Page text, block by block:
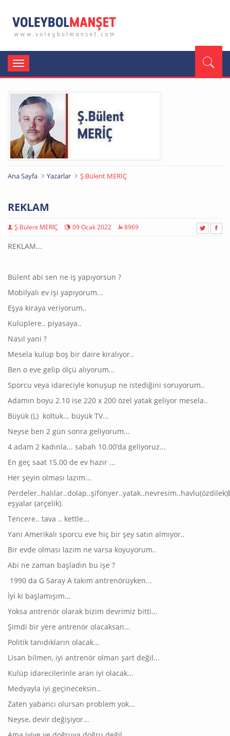
Toggle
navigation
Ana Sayfa Yazarlar Ş.Bülent MERİÇ
REKLAM
Ş.Bülent MERİÇ 09 Ocak 2022 8969
REKLAM...
Bülent abi sen ne iş yapıyorsun ?
Mobilyalı ev işi yapıyorum...
Eşya kiraya veriyorum..
Kulüplere.. piyasaya..
Nasıl yani ?
Mesela kulüp boş bir daire kiralıyor..
Ben o eve gelip ölçü alıyorum...
Sporcu veya idareciyle konuşup ne istediğini soruyorum..
Adamın boyu 2.10 ise 220 x 200 özel yatak geliyor mesela..
Büyük (L) koltuk... büyük TV...
Neyse ben 2 gün sonra geliyorum...
4 adam 2 kadınla... sabah 10.00’da geliyoruz...
En geç saat 15.00 de ev hazır ...
Her şeyin olması lazım...
eşyalar (arçelik).
Tencere.. tava .. kettle...
Yani Amerikalı sporcu eve hiç bir şey satın almıyor..
Bir evde olması lazım ne varsa koyuyorum..
Abi ne zaman başladın bu işe ?
1990 da G Saray A takım antrenörüyken...
İyi ki başlamışım...
Yoksa antrenör olarak bizim devrimiz bitti...
Şimdi bir yere antrenör olacaksan...
Politik tanıdıkların olacak...
Lisan bilmen, iyi antrenör olman şart değil...
Kulüp idarecilerinle aran iyi olacak...
Medyayla iyi geçineceksin..
Zaten yabancı olursan problem yok...
Neyse, devir değişiyor...